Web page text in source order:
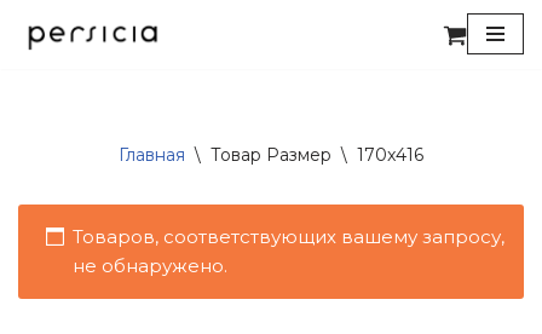
Главная \ Товар Размер \ 170x416
Товаров, соответствующих вашему запросу,
не обнаружено.